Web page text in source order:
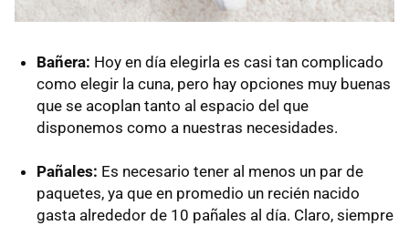
Bañera: Hoy en día elegirla es casi tan complicado
como elegir la cuna, pero hay opciones muy buenas
que se acoplan tanto al espacio del que
disponemos como a nuestras necesidades.
Pañales: Es necesario tener al menos un par de
paquetes, ya que en promedio un recién nacido
gasta alrededor de 10 pañales al día. Claro, siempre